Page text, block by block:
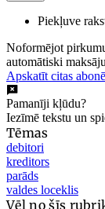
Piekļuve
Noformējot
automātiski
Apskatīt citas
Pamanīji kļūdu?
Iezīmē tekstu un
Tēmas
debitori
kreditors
parāds
valdes loceklis
Vēl no šīs